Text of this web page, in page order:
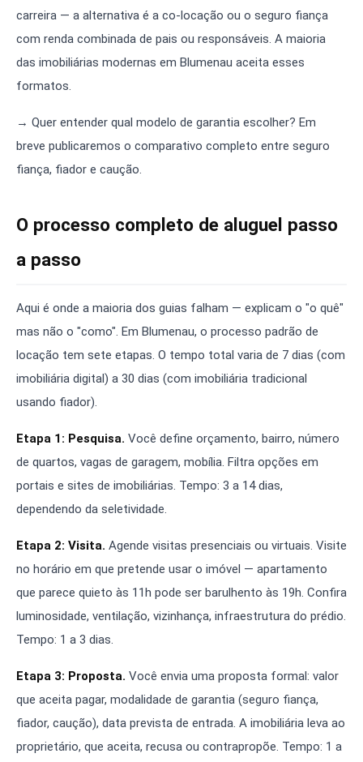
carreira — a alternativa é a co-locação ou o seguro fiança
com renda combinada de pais ou responsáveis. A maioria
das imobiliárias modernas em Blumenau aceita esses
formatos.
→ Quer entender qual modelo de garantia escolher? Em
breve publicaremos o comparativo completo entre seguro
fiança, fiador e caução.
O processo completo de aluguel passo
a passo
Aqui é onde a maioria dos guias falham — explicam o "o quê"
mas não o "como". Em Blumenau, o processo padrão de
locação tem sete etapas. O tempo total varia de 7 dias (com
imobiliária digital) a 30 dias (com imobiliária tradicional
usando fiador).
Etapa 1: Pesquisa. Você define orçamento, bairro, número
de quartos, vagas de garagem, mobília. Filtra opções em
portais e sites de imobiliárias. Tempo: 3 a 14 dias,
dependendo da seletividade.
Etapa 2: Visita. Agende visitas presenciais ou virtuais. Visite
no horário em que pretende usar o imóvel — apartamento
que parece quieto às 11h pode ser barulhento às 19h. Confira
luminosidade, ventilação, vizinhança, infraestrutura do prédio.
Tempo: 1 a 3 dias.
Etapa 3: Proposta. Você envia uma proposta formal: valor
que aceita pagar, modalidade de garantia (seguro fiança,
fiador, caução), data prevista de entrada. A imobiliária leva ao
proprietário, que aceita, recusa ou contrapropõe. Tempo: 1 a